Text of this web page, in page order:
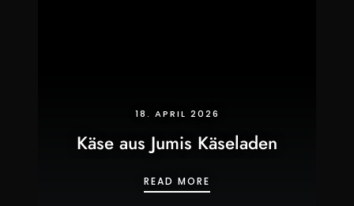
18. APRIL 2026
Käse aus Jumis Käseladen
READ MORE